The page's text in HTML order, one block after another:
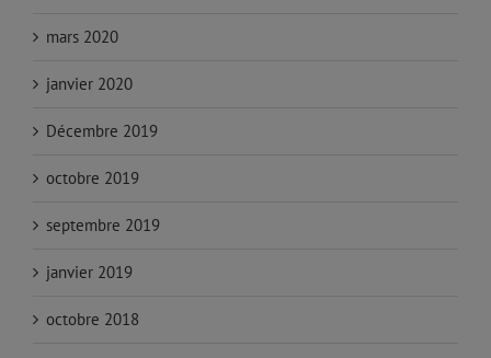
mars 2020
janvier 2020
Décembre 2019
octobre 2019
septembre 2019
janvier 2019
octobre 2018